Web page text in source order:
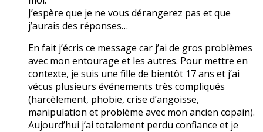
J’espère que je ne vous dérangerez pas et que
j’aurais des réponses…
En fait j’écris ce message car j’ai de gros problèmes
avec mon entourage et les autres. Pour mettre en
contexte, je suis une fille de bientôt 17 ans et j’ai
vécus plusieurs événements très compliqués
(harcèlement, phobie, crise d’angoisse,
manipulation et problème avec mon ancien copain).
Aujourd’hui j’ai totalement perdu confiance et je